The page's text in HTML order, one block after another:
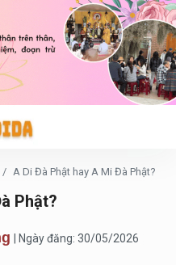
A Di Đà Phật hay A Mi Đà Phật?
Phật?
| Ngày đăng: 30/05/2026